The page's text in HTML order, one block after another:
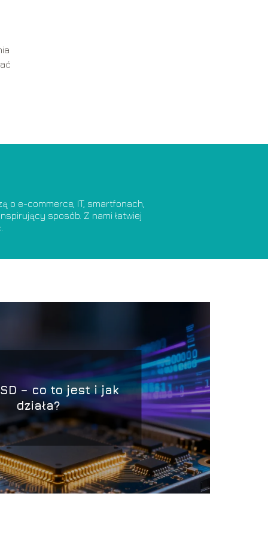
o e-commerce, IT, smartfonach,
sposób. Z nami łatwiej
– co to jest i jak
działa?